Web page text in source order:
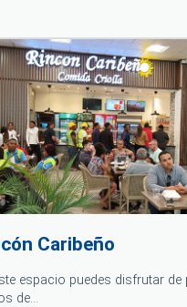
Caribeño
espacio puedes disfrutar
de…